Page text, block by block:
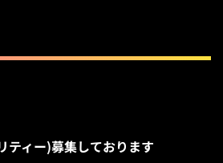
ティー)募集しております